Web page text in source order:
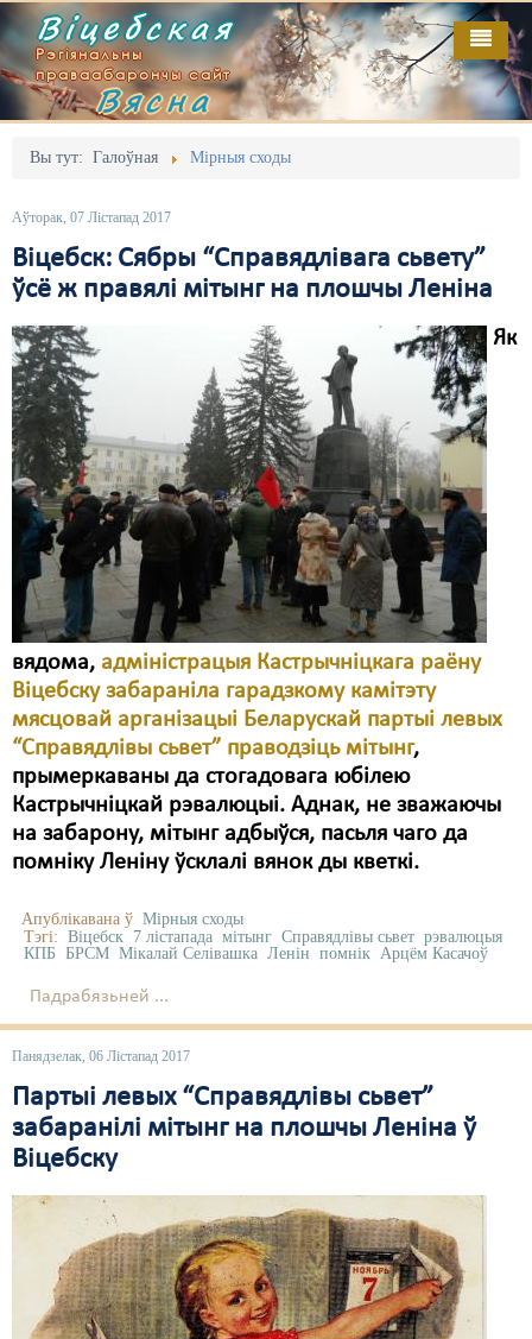
Віцебская
Рэгіянальны
праваабарончы сайт
Вясна
Вы тут: Галоўная Мірныя сходы
Аўторак, 07 Лістапад 2017
Віцебск: Сябры “Справядлівага сьвету”
ўсё ж правялі мітынг на плошчы Леніна
Як
вядома, адміністрацыя Кастрычніцкага раёну
Віцебску забараніла гарадзкому камітэту
мясцовай арганізацыі Беларускай партыі левых
“Справядлівы сьвет” праводзіць мітынг,
прымеркаваны да стогадовага юбілею
Кастрычніцкай рэвалюцыі. Аднак, не зважаючы
на забарону, мітынг адбыўся, пасьля чаго да
помніку Леніну ўсклалі вянок ды кветкі.
Апублікавана ў Мірныя сходы
Тэгі: Віцебск 7 лістапада мітынг Справядлівы сьвет рэвалюцыя
КПБ БРСМ Мікалай Селівашка Ленін помнік Арцём Касачоў
Падрабязьней ...
Панядзелак, 06 Лістапад 2017
Партыі левых “Справядлівы сьвет”
забаранілі мітынг на плошчы Леніна ў
Віцебску
Галоўная
Адміністрацыйны перасьлед
Безбар'ернае асяродзьдзе
Выбары
Грамадзянскія ініцыятывы
Дзяржава
Дыскрымінацыя
Затрыманьні
Карная псыхіятрыя
КПЧ ААН
Культурныя правы
ЛПП
Мігранты
Мірныя сходы
Палітвязьні
Праваабаронцы
Правы дзіцяці
Пэнітэнцыярная сыстэма
Распальваньне варожасьці
Рознае
Свабода слова
Свабода сумленьня
Суд
Сьмяротнае пакараньне
Экалёгія
Выданьні
Кантакт
Пра нас
RSS